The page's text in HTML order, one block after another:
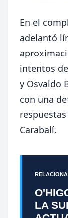
En el
adelantó
intentos
y Osvaldo
con una
Carabalí.
LA